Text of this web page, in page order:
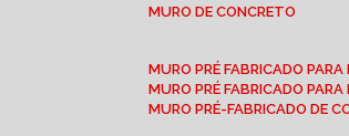
MURO DE CONCRETO
MURO PRÉ FABRICADO
MURO PRÉ FABRICADO
MURO PRÉ-FABRICADO DE